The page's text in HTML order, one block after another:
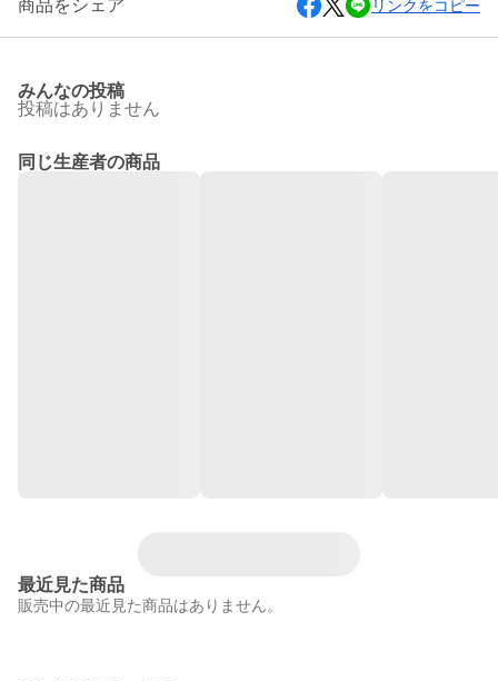
商品をシェア リンクをコピー
みんなの投稿
投稿はありません
同じ生産者の商品
最近見た商品
販売中の最近見た商品はありません。